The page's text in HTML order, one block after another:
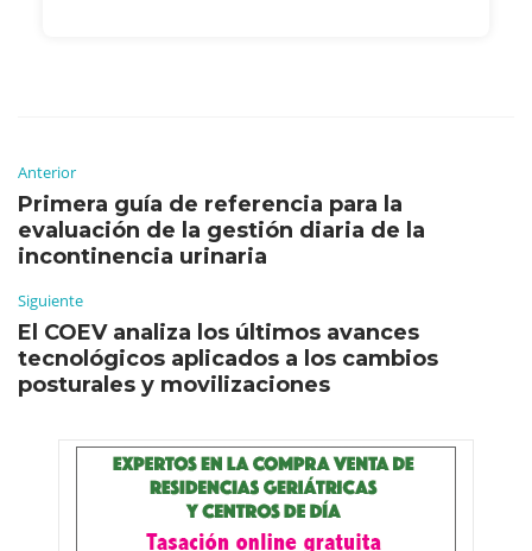
Anterior
Primera guía de referencia para la
evaluación de la gestión diaria de la
incontinencia urinaria
Siguiente
El COEV analiza los últimos avances
tecnológicos aplicados a los cambios
posturales y movilizaciones